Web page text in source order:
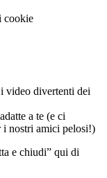
cookie
video divertenti dei
a te (e ci
i nostri amici pelosi!)
e chiudi” qui di